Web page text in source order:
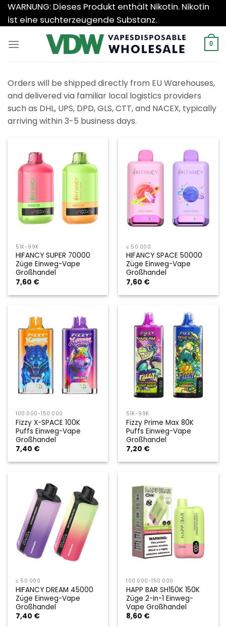
Zum
Inhalt
WARNUNG: Dieses Produkt enthält Nikotin. Nikotin
ist eine suchterzeugende Substanz.
0
Orders will be shipped directly from EU Warehouses,
and delivered via familiar local logistics providers
such as DHL, UPS, DPD, GLS, CTT, and NACEX, typically
arriving within 3-5 business days.
51K-99K
HIFANCY SUPER 70000
Züge Einweg-Vape
Großhandel
7,60 €
≤ 50.000
HIFANCY SPACE 50000
Züge Einweg-Vape
Großhandel
7,60 €
100.000-150.000
Fizzy X-SPACE 100K
Puffs Einweg-Vape
Großhandel
7,40 €
51K-99K
Fizzy Prime Max 80K
Puffs Einweg-Vape
Großhandel
7,20 €
≤ 50.000
HIFANCY DREAM 45000
Züge Einweg-Vape
Großhandel
7,40 €
100.000-150.000
HAPP BAR SH150K 150K
Züge 2-in-1 Einweg-
Vape Großhandel
8,60 €